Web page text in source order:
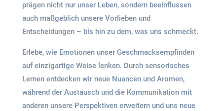
prägen nicht nur unser Leben, sondern beeinflussen
auch maßgeblich unsere Vorlieben und
Entscheidungen – bis hin zu dem, was uns schmeckt.
Erlebe, wie Emotionen unser Geschmacksempfinden
auf einzigartige Weise lenken. Durch sensorisches
Lernen entdecken wir neue Nuancen und Aromen,
während der Austausch und die Kommunikation mit
anderen unsere Perspektiven erweitern und uns neue